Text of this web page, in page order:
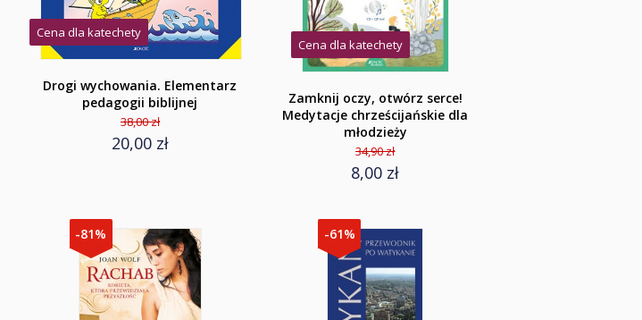
Cena dla katechety
Drogi wychowania. Elementarz
pedagogii biblijnej
38,00 zł
20,00 zł
Cena dla katechety
Zamknij oczy, otwórz serce!
Medytacje chrześcijańskie dla
młodzieży
34,90 zł
8,00 zł
-81% -61%